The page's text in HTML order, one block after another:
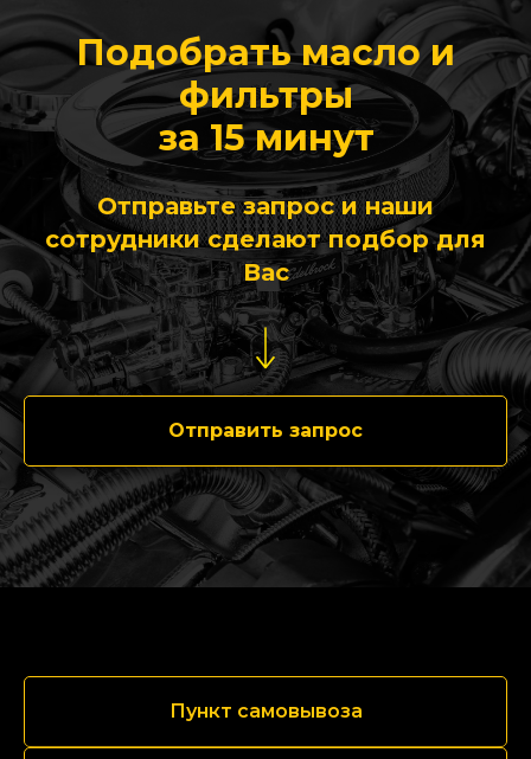
Подобрать масло и
фильтры
за 15 минут
Отправьте запрос и наши
сотрудники сделают подбор для
Вас
Отправить запрос
Пункт самовывоза